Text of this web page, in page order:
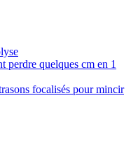
quelques cm en 1
focalisés pour mincir